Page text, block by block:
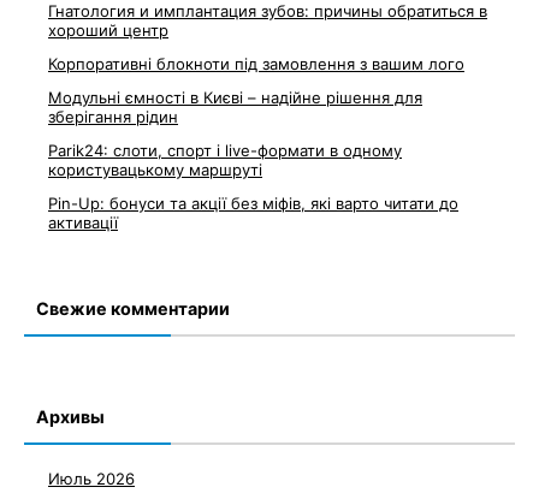
Гнатология и имплантация зубов: причины обратиться в
хороший центр
Корпоративні блокноти під замовлення з вашим лого
Модульні ємності в Києві – надійне рішення для
зберігання рідин
Parik24: слоти, спорт і live-формати в одному
користувацькому маршруті
Pin-Up: бонуси та акції без міфів, які варто читати до
активації
Свежие комментарии
Архивы
Июль 2026